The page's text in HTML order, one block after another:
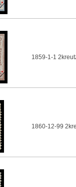
1859-1-1
1860-12-99